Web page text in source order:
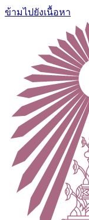
ข้ามไปยังเนื้อหา